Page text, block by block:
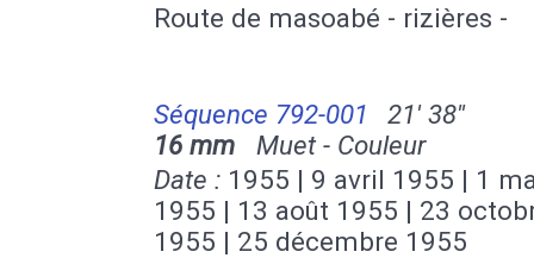
Route de masoabé - rizières -
Séquence 792-001
21' 38''
16 mm Muet - Couleur
Date : 1955 | 9 avril 1955 | 1
1955 | 13 août 1955 | 23
1955 | 25 décembre 1955